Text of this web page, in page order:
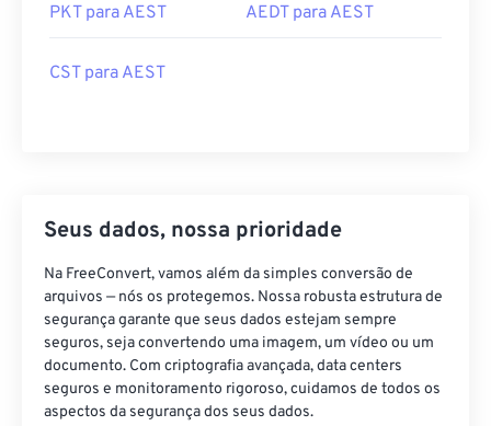
PKT para AEST AEDT para AEST
CST para AEST
Seus dados, nossa prioridade
Na FreeConvert, vamos além da simples conversão de
arquivos — nós os protegemos. Nossa robusta estrutura de
segurança garante que seus dados estejam sempre
seguros, seja convertendo uma imagem, um vídeo ou um
documento. Com criptografia avançada, data centers
seguros e monitoramento rigoroso, cuidamos de todos os
aspectos da segurança dos seus dados.